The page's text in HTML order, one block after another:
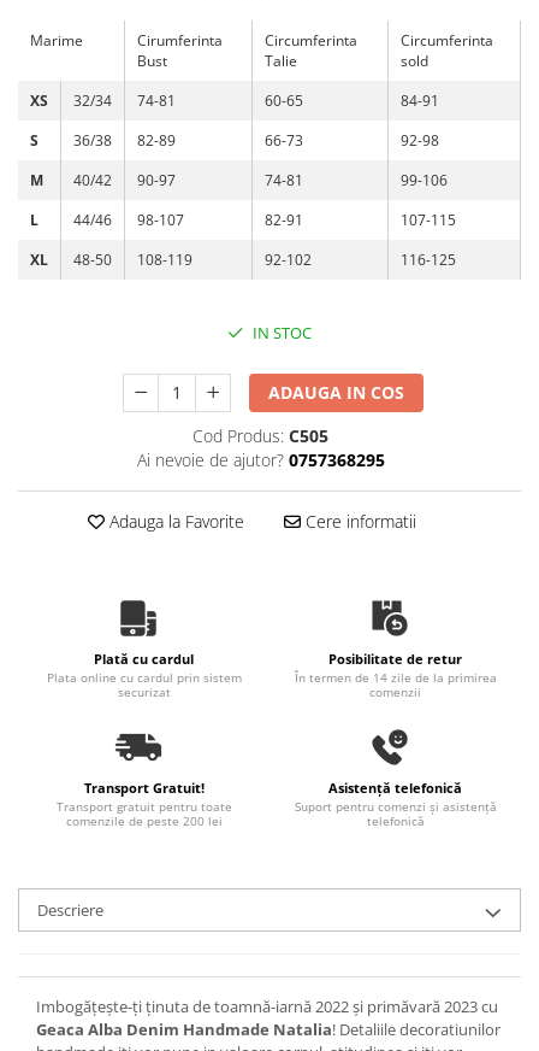
Marime
Cirumferinta
Bust
Circumferinta
Talie
Circumferinta
sold
XS
32/34 74-81 60-65
84-91
S
36/38 82-89 66-73
92-98
M
40/42 90-97 74-81
99-106
L
44/46 98-107 82-91
107-115
XL
48-50 108-119 92-102 116-125
IN STOC
ADAUGA IN COS
Cod Produs: C505
Ai nevoie de ajutor? 0757368295
Adauga la Favorite Cere informatii
Plată cu cardul
Plata online cu cardul prin sistem
securizat
Posibilitate de retur
În termen de 14 zile de la primirea
comenzii
Transport Gratuit!
Transport gratuit pentru toate
comenzile de peste 200 lei
Asistență telefonică
Suport pentru comenzi și asistență
telefonică
Descriere
Imbogățește-ți ținuta de toamnă-iarnă 2022 și primăvară 2023 cu
Geaca Alba Denim Handmade Natalia! Detaliile decoratiunilor